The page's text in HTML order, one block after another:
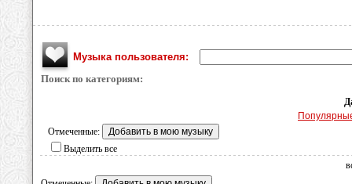
Музыка пользователя:
Поиск по категориям:
Отмеченные:
Выделить все